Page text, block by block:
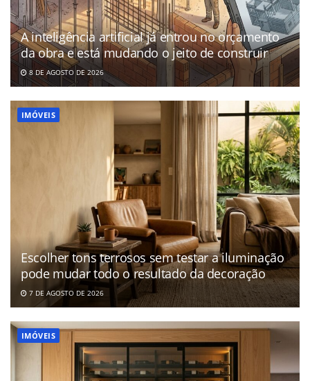
A inteligência artificial já entrou no orçamento
da obra e está mudando o jeito de construir
8 DE AGOSTO DE 2026
IMÓVEIS
Escolher tons terrosos sem testar a iluminação
pode mudar todo o resultado da decoração
7 DE AGOSTO DE 2026
IMÓVEIS